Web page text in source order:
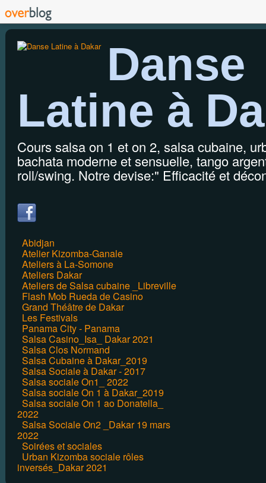
Danse
Latine à
Cours salsa on 1 et on 2, salsa cubaine,
bachata moderne et sensuelle, tango
roll/swing. Notre devise:" Efficacité et
Abidjan
Atelier Kizomba-Ganale
Ateliers à La-Somone
Ateliers Dakar
Ateliers de Salsa cubaine _Libreville
Flash Mob Rueda de Casino
Grand Théâtre de Dakar
Les Festivals
Panama City - Panama
Salsa Casino_Isa_ Dakar 2021
Salsa Clos Normand
Salsa Cubaine à Dakar_2019
Salsa Sociale à Dakar - 2017
Salsa sociale On1_ 2022
Salsa sociale On 1 à Dakar_2019
Salsa sociale On 1 ao Donatella_
2022
Salsa Sociale On2 _Dakar 19 mars
2022
Soirées et sociales
Urban Kizomba sociale rôles
inversés_Dakar 2021